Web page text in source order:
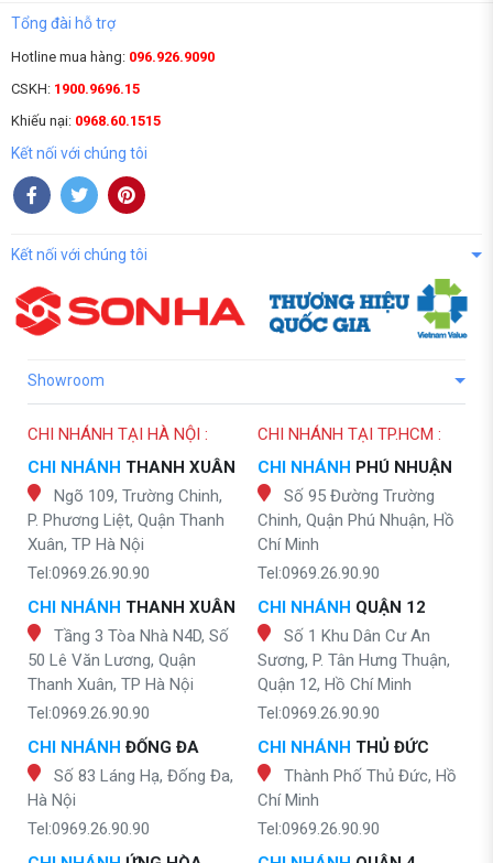
Tổng đài hỗ trợ
Hotline mua hàng: 096.926.9090
CSKH: 1900.9696.15
Khiếu nại: 0968.60.1515
Kết nối với chúng tôi
Kết nối với chúng tôi
Showroom
CHI NHÁNH TẠI HÀ NỘI :
CHI NHÁNH THANH XUÂN
Ngõ 109, Trường Chinh,
P. Phương Liệt, Quận Thanh
Xuân, TP Hà Nội
Tel:0969.26.90.90
CHI NHÁNH THANH XUÂN
Tầng 3 Tòa Nhà N4D, Số
50 Lê Văn Lương, Quận
Thanh Xuân, TP Hà Nội
Tel:0969.26.90.90
CHI NHÁNH ĐỐNG ĐA
Số 83 Láng Hạ, Đống Đa,
Hà Nội
Tel:0969.26.90.90
CHI NHÁNH TẠI TP.HCM :
CHI NHÁNH PHÚ NHUẬN
Số 95 Đường Trường
Chinh, Quận Phú Nhuận, Hồ
Chí Minh
Tel:0969.26.90.90
CHI NHÁNH QUẬN 12
Số 1 Khu Dân Cư An
Sương, P. Tân Hưng Thuận,
Quận 12, Hồ Chí Minh
Tel:0969.26.90.90
CHI NHÁNH THỦ ĐỨC
Thành Phố Thủ Đức, Hồ
Chí Minh
Tel:0969.26.90.90